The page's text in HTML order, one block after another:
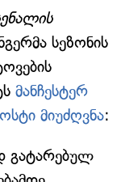
სეზონის
მანჩესტერ
მიუძღვნა:
გატარებულ